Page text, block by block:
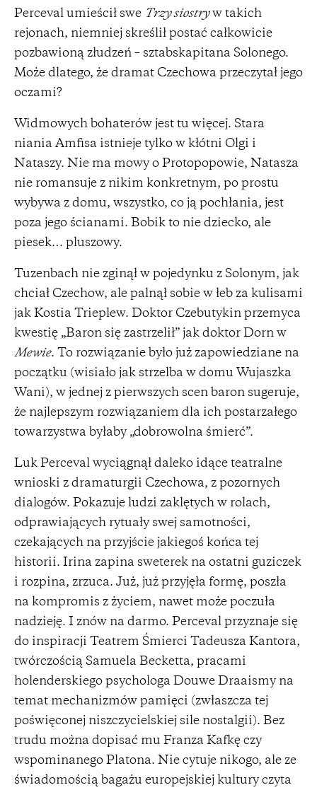
Perceval umieścił swe Trzy siostryw takich
rejonach, niemniej skreślił postać całkowicie
pozbawioną złudzeń – sztabskapitana Solonego.
Może dlatego, że dramat Czechowa przeczytał jego
oczami?
Widmowych bohaterów jest tu więcej. Stara
niania Amfisa istnieje tylko w kłótni Olgi i
Nataszy. Nie ma mowy o Protopopowie, Natasza
nie romansuje z nikim konkretnym, po prostu
wybywa z domu, wszystko, co ją pochłania, jest
poza jego ścianami. Bobik to nie dziecko, ale
piesek… pluszowy.
Tuzenbach nie zginął w pojedynku z Solonym, jak
chciał Czechow, ale palnął sobie w łeb za kulisami
jak Kostia Trieplew. Doktor Czebutykin przemyca
kwestię „Baron się zastrzelił” jak doktor Dorn w
Mewie. To rozwiązanie było już zapowiedziane na
początku (wisiało jak strzelba w domu Wujaszka
Wani), w jednej z pierwszych scen baron sugeruje,
że najlepszym rozwiązaniem dla ich postarzałego
towarzystwa byłaby „dobrowolna śmierć”.
Luk Perceval wyciągnął daleko idące teatralne
wnioski z dramaturgii Czechowa, z pozornych
dialogów. Pokazuje ludzi zaklętych w rolach,
odprawiających rytuały swej samotności,
czekających na przyjście jakiegoś końca tej
historii. Irina zapina sweterek na ostatni guziczek
i rozpina, zrzuca. Już, już przyjęła formę, poszła
na kompromis z życiem, nawet może poczuła
nadzieję. I znów na darmo. Perceval przyznaje się
do inspiracji Teatrem Śmierci Tadeusza Kantora,
twórczością Samuela Becketta, pracami
holenderskiego psychologa Douwe Draaismy na
temat mechanizmów pamięci (zwłaszcza tej
poświęconej niszczycielskiej sile nostalgii). Bez
trudu można dopisać mu Franza Kafkę czy
wspominanego Platona. Nie cytuje nikogo, ale ze
świadomością bagażu europejskiej kultury czyta